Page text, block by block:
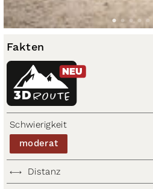
Fakten
ROUTE
3D
NEU
Schwierigkeit
moderat
Distanz